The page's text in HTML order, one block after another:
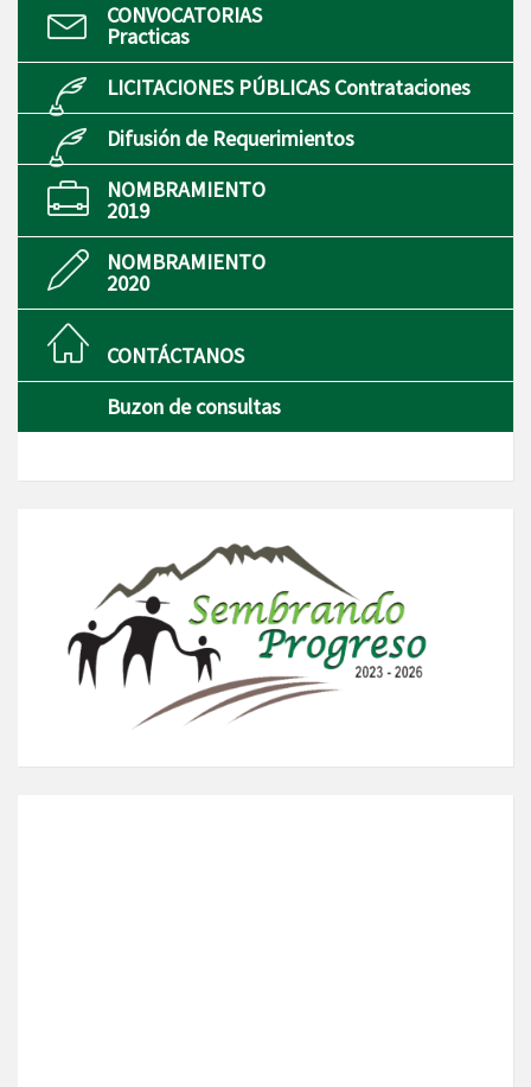
CONVOCATORIAS
Practicas
LICITACIONES PÚBLICAS Contrataciones
Difusión de Requerimientos
NOMBRAMIENTO
2019
NOMBRAMIENTO
2020
CONTÁCTANOS
Buzon de consultas